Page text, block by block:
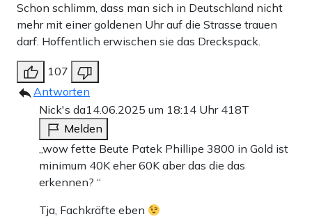
Schon schlimm, dass man sich in Deutschland nicht
mehr mit einer goldenen Uhr auf die Strasse trauen
darf. Hoffentlich erwischen sie das Dreckspack.
107
Antworten
Nick's da14.06.2025 um 18:14 Uhr 418T
Melden
„wow fette Beute Patek Phillipe 3800 in Gold ist
minimum 40K eher 60K aber das die das
erkennen? “
Tja, Fachkräfte eben